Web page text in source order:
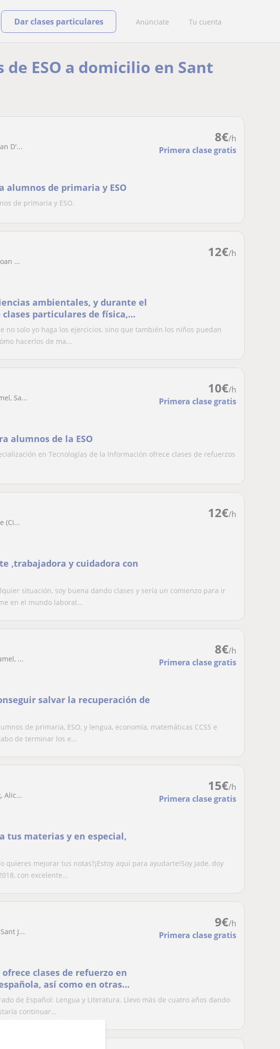
Anúnciate Tu cuenta
Dar clases particulares
ESO a domicilio en Sant
8€/h
Primera clase gratis
D'...
alumnos de primaria y ESO
de primaria y ESO.
12€/h
...
ambientales, y durante el
clases particulares de física,
no solo yo haga los ejercicios, sino que también los niños puedan
hacerlos de ma...
10€/h
Primera clase gratis
Sa...
alumnos de la ESO
en Tecnologías de la Información ofrece clases de refuerzos
12€/h
(Ci...
,trabajadora y cuidadora con
situación, soy buena dando clases y sería un comienzo para ir
en el mundo laboral...
8€/h
Primera clase gratis
...
salvar la recuperación de
de primaria, ESO, y lengua, economía, matemáticas CCSS e
de terminar los e...
15€/h
Primera clase gratis
Alic...
tus materias y en especial,
quieres mejorar tus notas?¡Estoy aquí para ayudarte!Soy Jade, doy
con excelente...
9€/h
Primera clase gratis
J...
clases de refuerzo en
así como en otras
valenciano, ...)
de Español: Lengua y Literatura. Llevo más de cuatro años dando
continuar...